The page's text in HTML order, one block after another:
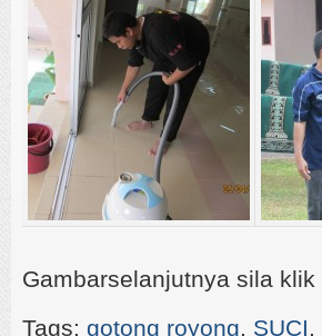
Gambarselanjutnya sila klik
Tags: gotong royong, SUCI,